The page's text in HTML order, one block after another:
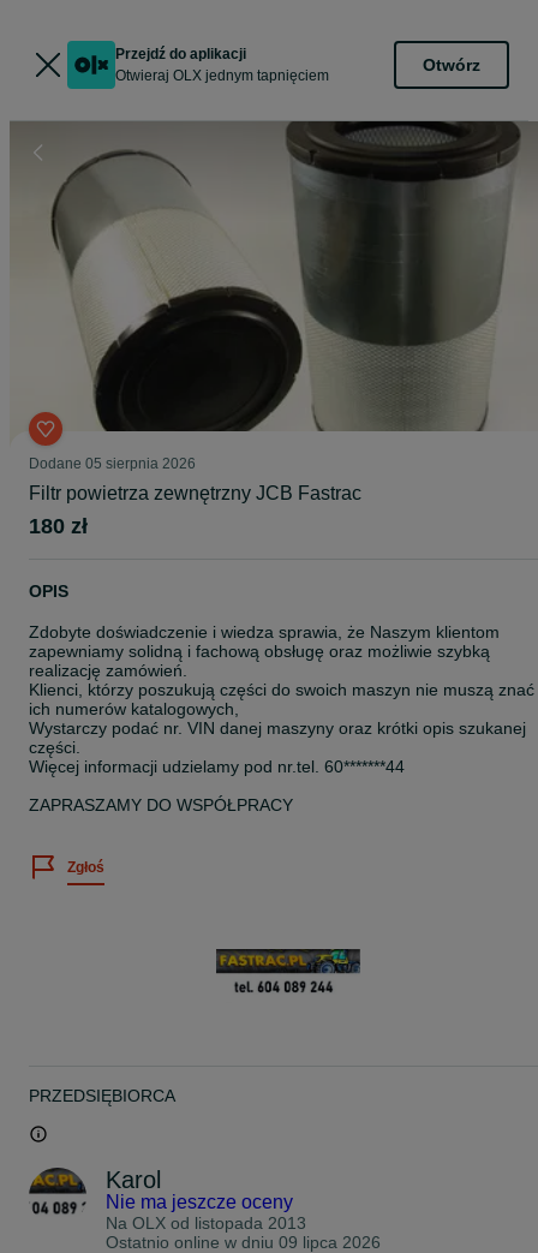
Przejdź do aplikacji
Otwieraj OLX jednym tapnięciem
Otwórz
Dodane 05 sierpnia 2026
Filtr powietrza zewnętrzny JCB Fastrac
180 zł
OPIS
Zdobyte doświadczenie i wiedza sprawia, że Naszym klientom
zapewniamy solidną i fachową obsługę oraz możliwie szybką
realizację zamówień.
Klienci, którzy poszukują części do swoich maszyn nie muszą znać
ich numerów katalogowych,
Wystarczy podać nr. VIN danej maszyny oraz krótki opis szukanej
części.
Więcej informacji udzielamy pod nr.tel. 60*******44
ZAPRASZAMY DO WSPÓŁPRACY
Zgłoś
PRZEDSIĘBIORCA
Karol
Nie ma jeszcze oceny
Na OLX od listopada 2013
Ostatnio online w dniu 09 lipca 2026